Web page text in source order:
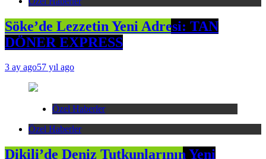
Söke’de Lezzetin Yeni Adresi: TAN
DÖNER EXPRESS
3 ay ago57 yıl ago
Özel Haberler
Özel Haberler
Dikili’de Deniz Tutkunlarının Yeni